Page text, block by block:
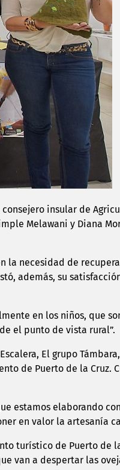
insular de
Melawani y Diana
necesidad de
además, su
en los niños, que
el punto de vista rural”.
El grupo
de Puerto de la Cruz.
estamos elaborando
en valor la artesanía
turístico de Puerto de
van a despertar las